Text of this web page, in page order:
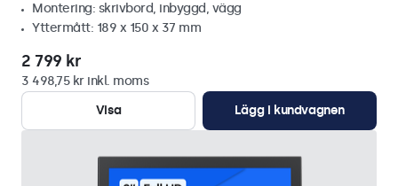
Montering: skrivbord, inbyggd, vägg
Yttermått: 189 x 150 x 37 mm
2 799 kr
3 498,75 kr inkl. moms
Visa
Lägg i kundvagnen